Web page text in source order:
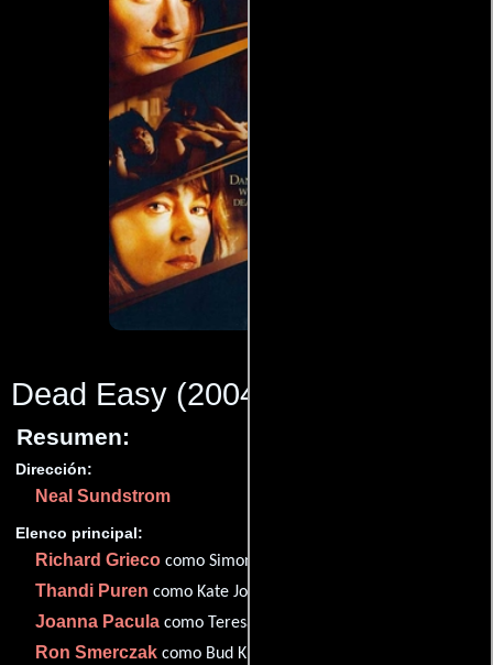
Dead Easy (2004)
Resumen:
Dirección:
Neal Sundstrom
Elenco principal:
Richard Grieco como Simon Storm
Thandi Puren como Kate Johnson
Joanna Pacula como Teresa Storm
Ron Smerczak como Bud Klein